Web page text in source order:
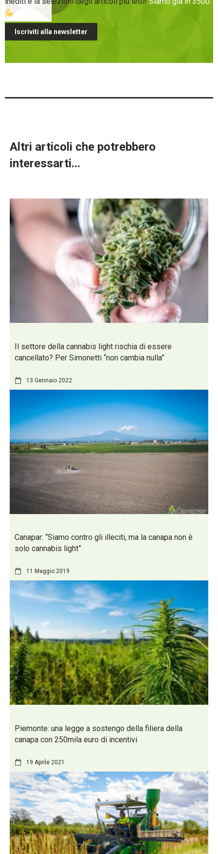
Iscriviti alla newsletter
Altri articoli che potrebbero
interessarti...
Il settore della cannabis light rischia di essere
cancellato? Per Simonetti “non cambia nulla”
13 Gennaio 2022
Canapar: “Siamo contro gli illeciti, ma la canapa non è
solo cannabis light”
11 Maggio 2019
Piemonte: una legge a sostengo della filiera della
canapa con 250mila euro di incentivi
19 Aprile 2021